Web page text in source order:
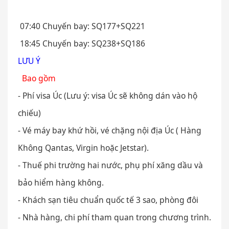
07:40 Chuyến bay: SQ177+SQ221
18:45 Chuyến bay: SQ238+SQ186
LƯU Ý
Bao gồm
- Phí visa Úc (Lưu ý: visa Úc sẽ không dán vào hộ
chiếu)
- Vé máy bay khứ hồi, vé chặng nội địa Úc ( Hàng
Không Qantas, Virgin hoặc Jetstar).
- Thuế phi trường hai nước, phụ phí xăng dầu và
bảo hiểm hàng không.
- Khách sạn tiêu chuẩn quốc tế 3 sao, phòng đôi
- Nhà hàng, chi phí tham quan trong chương trình.